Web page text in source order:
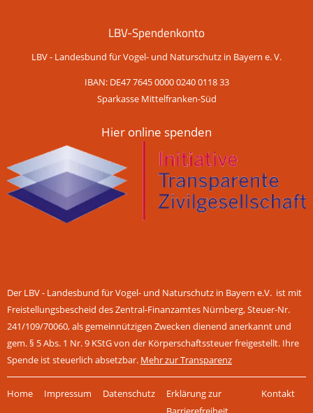
LBV-Spendenkonto
LBV - Landesbund für Vogel- und Naturschutz in Bayern e. V.
IBAN: DE47 7645 0000 0240 0118 33
Sparkasse Mittelfranken-Süd
Hier online spenden
Der LBV - Landesbund für Vogel- und Naturschutz in Bayern e.V. ist mit
Freistellungsbescheid des Zentral-Finanzamtes Nürnberg, Steuer-Nr.
241/109/70060, als gemeinnützigen Zwecken dienend anerkannt und
gem. § 5 Abs. 1 Nr. 9 KStG von der Körperschaftssteuer freigestellt. Ihre
Spende ist steuerlich absetzbar. Mehr zur Transparenz
überspringen
Home Impressum Datenschutz
Erklärung zur
Kontakt